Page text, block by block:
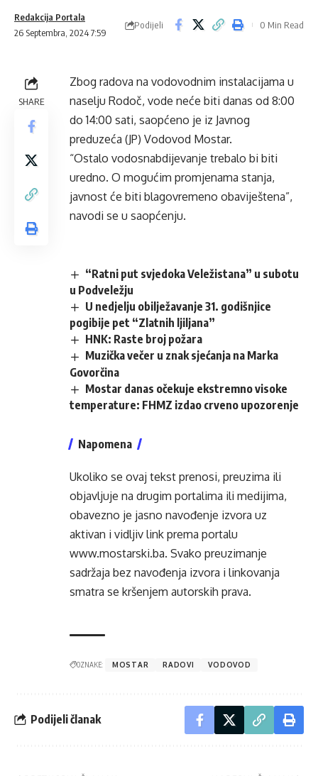
26 Septembra, 2024 7:59
Redakcija Portala
Podijeli 0 Min Read
SHARE
Zbog radova na vodovodnim instalacijama u
naselju Rodoč, vode neće biti danas od 8:00
do 14:00 sati, saopćeno je iz Javnog
preduzeća (JP) Vodovod Mostar.
“Ostalo vodosnabdijevanje trebalo bi biti
uredno. O mogućim promjenama stanja,
javnost će biti blagovremeno obaviještena”,
navodi se u saopćenju.
“Ratni put svjedoka Veležistana” u subotu
u Podveležju
U nedjelju obilježavanje 31. godišnjice
pogibije pet “Zlatnih ljiljana”
HNK: Raste broj požara
Muzička večer u znak sjećanja na Marka
Govorčina
Mostar danas očekuje ekstremno visoke
temperature: FHMZ izdao crveno upozorenje
Napomena
Ukoliko se ovaj tekst prenosi, preuzima ili
objavljuje na drugim portalima ili medijima,
obavezno je jasno navođenje izvora uz
aktivan i vidljiv link prema portalu
www.mostarski.ba. Svako preuzimanje
sadržaja bez navođenja izvora i linkovanja
smatra se kršenjem autorskih prava.
OZNAKE: MOSTAR RADOVI VODOVOD
Podijeli članak